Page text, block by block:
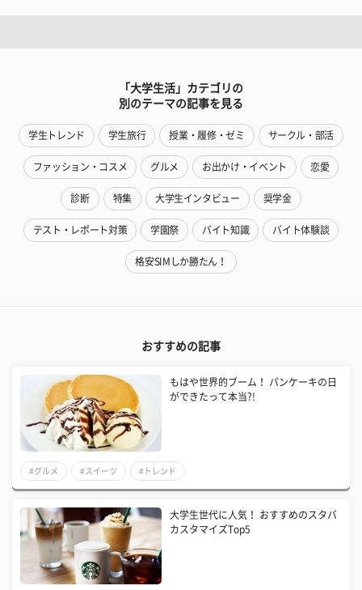
「大学生活」カテゴリの
別のテーマの記事を見る
学生トレンド 学生旅行 授業・履修・ゼミ サークル・部活
ファッション・コスメ グルメ お出かけ・イベント 恋愛
診断 特集 大学生インタビュー 奨学金
テスト・レポート対策 学園祭 バイト知識 バイト体験談
格安SIMしか勝たん！
おすすめの記事
もはや世界的ブーム！ パンケーキの日
ができたって本当?!
#グルメ #スイーツ #トレンド
大学生世代に人気！ おすすめのスタバ
カスタマイズTop5